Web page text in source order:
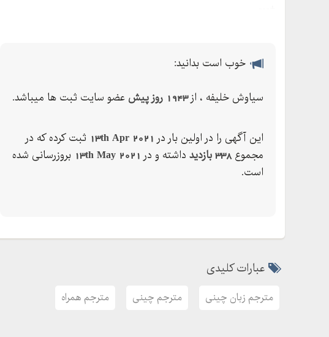
خوب است بدانید:
سیاوش خلیفه ، از1943 روز پیش عضو سایت ثبت ها میباشد.
این آگهی را در اولین بار در 13th Apr 2021 ثبت کرده که در
مجموع338 بازدید داشته و در 13th May 2021 بروزرسانی شده
است.
عبارات کلیدی
مترجم زبان چینی مترجم چینی مترجم همراه